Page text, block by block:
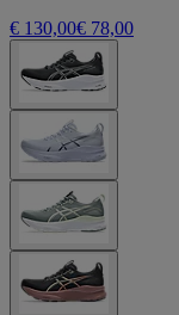
€ 130,00€ 78,00